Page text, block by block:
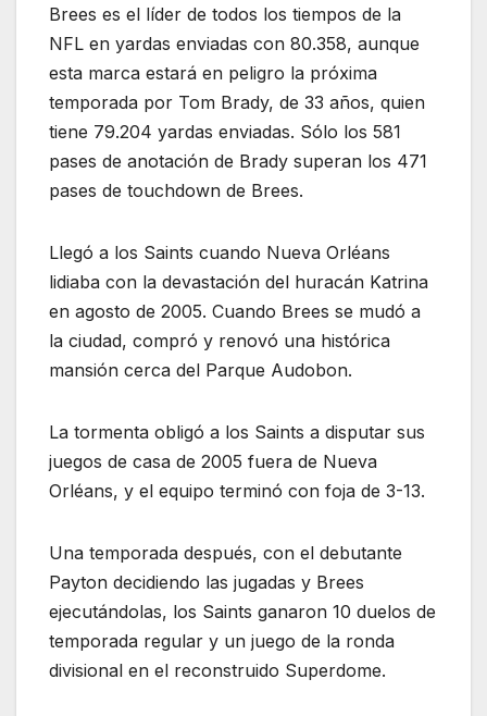
Brees es el líder de todos los tiempos de la
NFL en yardas enviadas con 80.358, aunque
esta marca estará en peligro la próxima
temporada por Tom Brady, de 33 años, quien
tiene 79.204 yardas enviadas. Sólo los 581
pases de anotación de Brady superan los 471
pases de touchdown de Brees.
Llegó a los Saints cuando Nueva Orléans
lidiaba con la devastación del huracán Katrina
en agosto de 2005. Cuando Brees se mudó a
la ciudad, compró y renovó una histórica
mansión cerca del Parque Audobon.
La tormenta obligó a los Saints a disputar sus
juegos de casa de 2005 fuera de Nueva
Orléans, y el equipo terminó con foja de 3-13.
Una temporada después, con el debutante
Payton decidiendo las jugadas y Brees
ejecutándolas, los Saints ganaron 10 duelos de
temporada regular y un juego de la ronda
divisional en el reconstruido Superdome.